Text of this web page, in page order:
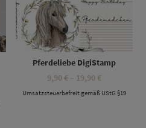
Pferdeliebe DigiStamp
9,90 € – 19,90 €
bis
Umsatzsteuerbefreit gemäß UStG §19